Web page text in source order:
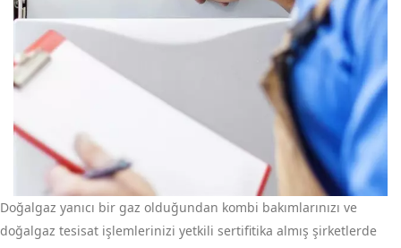
Doğalgaz yanıcı bir gaz olduğundan kombi bakımlarınızı ve
doğalgaz tesisat işlemlerinizi yetkili sertifitika almış şirketlerde